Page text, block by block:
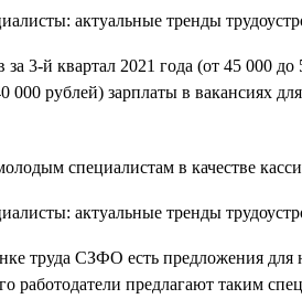
3-й квартал 2021 года (от 45 000
рублей) зарплаты в вакансиях
специалистам в качестве
труда СЗФО есть предложения
работодатели предлагают таким